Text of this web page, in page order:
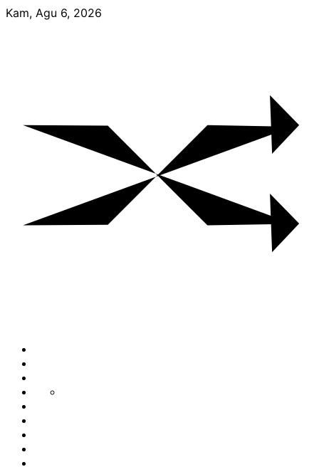
Skip
Kam, Agu 6, 2026
POLITIK